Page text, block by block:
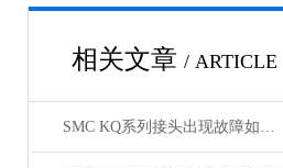
相关文章 / ARTICLE
SMC KQ系列接头出现故障如何处理，KQ接头原装正品